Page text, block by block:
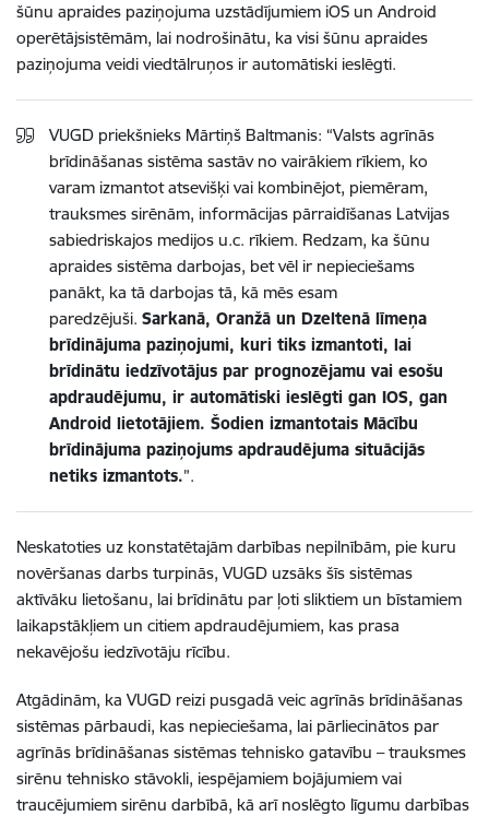
šūnu apraides paziņojuma uzstādījumiem iOS un Android
operētājsistēmām, lai nodrošinātu, ka visi šūnu apraides
paziņojuma veidi viedtālruņos ir automātiski ieslēgti.
VUGD priekšnieks Mārtiņš Baltmanis: “Valsts agrīnās
brīdināšanas sistēma sastāv no vairākiem rīkiem, ko
varam izmantot atsevišķi vai kombinējot, piemēram,
trauksmes sirēnām, informācijas pārraidīšanas Latvijas
sabiedriskajos medijos u.c. rīkiem. Redzam, ka šūnu
apraides sistēma darbojas, bet vēl ir nepieciešams
panākt, ka tā darbojas tā, kā mēs esam
paredzējuši. Sarkanā, Oranžā un Dzeltenā līmeņa
brīdinājuma paziņojumi, kuri tiks izmantoti, lai
brīdinātu iedzīvotājus par prognozējamu vai esošu
apdraudējumu, ir automātiski ieslēgti gan IOS, gan
Android lietotājiem. Šodien izmantotais Mācību
brīdinājuma paziņojums apdraudējuma situācijās
netiks izmantots.”.
Neskatoties uz konstatētajām darbības nepilnībām, pie kuru
novēršanas darbs turpinās, VUGD uzsāks šīs sistēmas
aktīvāku lietošanu, lai brīdinātu par ļoti sliktiem un bīstamiem
laikapstākļiem un citiem apdraudējumiem, kas prasa
nekavējošu iedzīvotāju rīcību.
Atgādinām, ka VUGD reizi pusgadā veic agrīnās brīdināšanas
sistēmas pārbaudi, kas nepieciešama, lai pārliecinātos par
agrīnās brīdināšanas sistēmas tehnisko gatavību – trauksmes
sirēnu tehnisko stāvokli, iespējamiem bojājumiem vai
traucējumiem sirēnu darbībā, kā arī noslēgto līgumu darbības